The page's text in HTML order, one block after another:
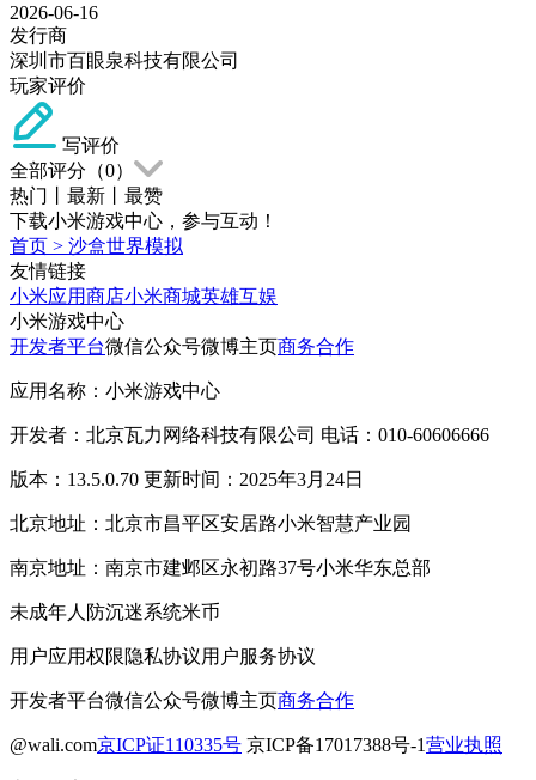
2026-06-16
发行商
深圳市百眼泉科技有限公司
玩家评价
写评价
全部评分（0）
热门
最新
最赞
下载小米游戏中心，参与互动！
首页 > 沙盒世界模拟
友情链接
小米应用商店小米商城英雄互娱
小米游戏中心
开发者平台微信公众号微博主页商务合作
应用名称：小米游戏中心
开发者：北京瓦力网络科技有限公司 电话：010-60606666
版本：13.5.0.70 更新时间：2025年3月24日
北京地址：北京市昌平区安居路小米智慧产业园
南京地址：南京市建邺区永初路37号小米华东总部
未成年人防沉迷系统米币
用户应用权限隐私协议用户服务协议
开发者平台微信公众号微博主页商务合作
@wali.com京ICP证110335号 京ICP备17017388号-1营业执照